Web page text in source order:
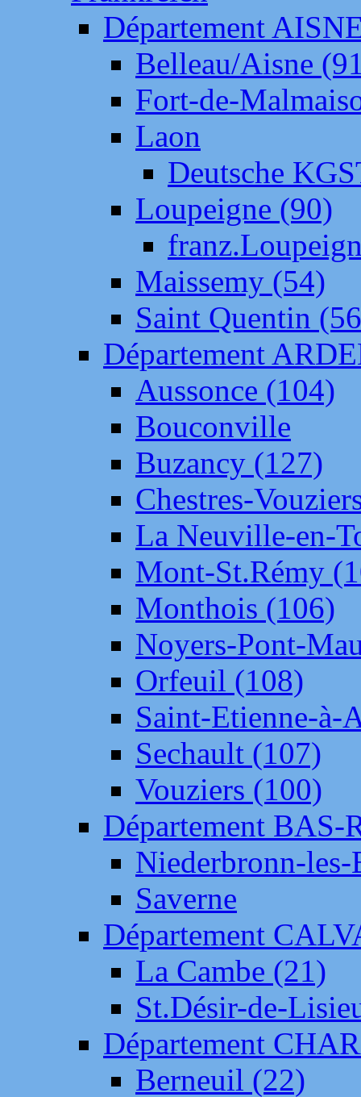
Département
Belleau/Aisne
Fort-de-
Laon
Deutsche
Loupeigne (90)
Maissemy (54)
Saint Quentin
Département
Aussonce (104)
Bouconville
Buzancy (127)
Chestres-
La Neuville-en-
Mont-St.Rémy
Monthois (106)
Noyers-Pont-
Orfeuil (108)
Saint-Etienne-à-
Sechault (107)
Vouziers (100)
Département BAS-
Niederbronn-
Saverne
Département
La Cambe (21)
St.Désir-de-
Département
Berneuil (22)